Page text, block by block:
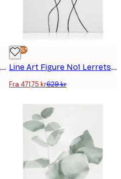
The Papercut Series No1 Lerretsbilde
-25%*
Line Art Figure No1 Lerretsbilde
Fra 471,75 kr629 kr